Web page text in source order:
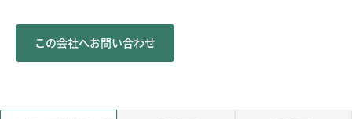
ホーム
効果・効能で探す 会社名で探す
この会社へお問い合わせ